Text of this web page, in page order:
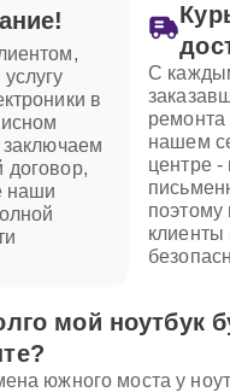
в
договор,
наши
С
ремонта
нашем
центре
поэтому
клиенты
мой ноутбук
южного моста у